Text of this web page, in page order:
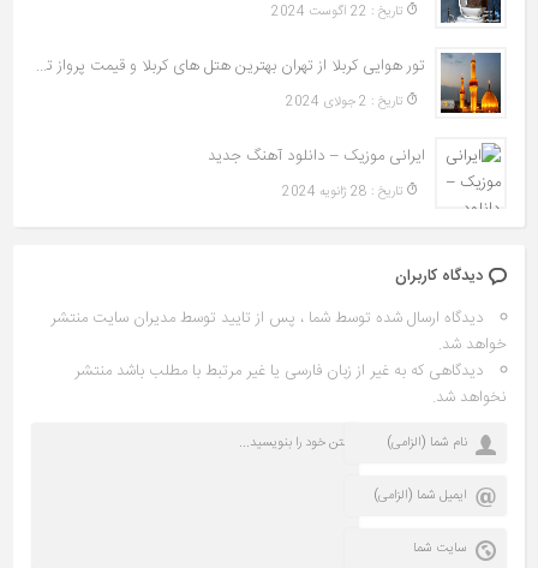
تاريخ : 22 آگوست 2024
تور هوایی کربلا از تهران بهترین هتل های کربلا و قیمت پرواز تهران به نجف
تاريخ : 2 جولای 2024
ایرانی موزیک – دانلود آهنگ جدید
تاريخ : 28 ژانویه 2024
دیدگاه کاربران
دیدگاه ارسال شده توسط شما ، پس از تایید توسط مدیران سایت منتشر
خواهد شد.
دیدگاهی که به غیر از زبان فارسی یا غیر مرتبط با مطلب باشد منتشر
نخواهد شد.